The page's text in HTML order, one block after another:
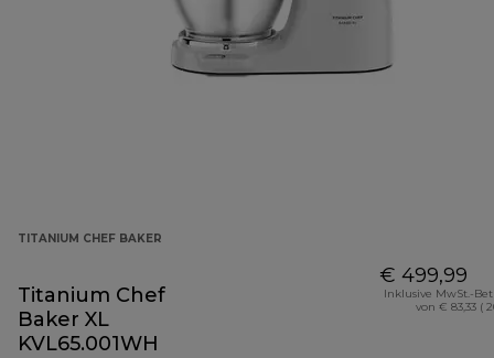
TITANIUM CHEF BAKER
Titanium Chef
Baker XL
KVL65.001WH
€ 499,99
Inklusive MwSt.-
von € 83,33 (